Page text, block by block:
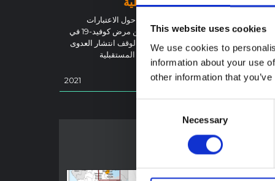
This website uses cookies
We use cookies to
information about your use
other information that
Necessary
يتناول هذا التقرير الموجز حول الاعتبارات
الرئيسية الموجة الثانية من مرض كوفيد-19 في
الهند ويوصي باتخاذ تدابير لوقف انتشار العدوى
بشكل أكبر ومنع الموجات المستقبلية
والاستعداد لها.
SSHAP
2021